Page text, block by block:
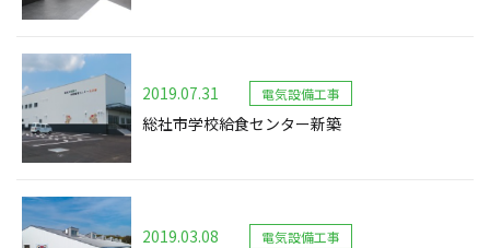
2019.07.31 電気設備工事
総社市学校給食センター新築
2019.03.08 電気設備工事